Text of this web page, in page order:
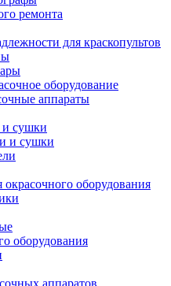
ремонта
для краскопультов
оборудование
аппараты
и сушки
и сушки
оборудования
оборудования
аппаратов